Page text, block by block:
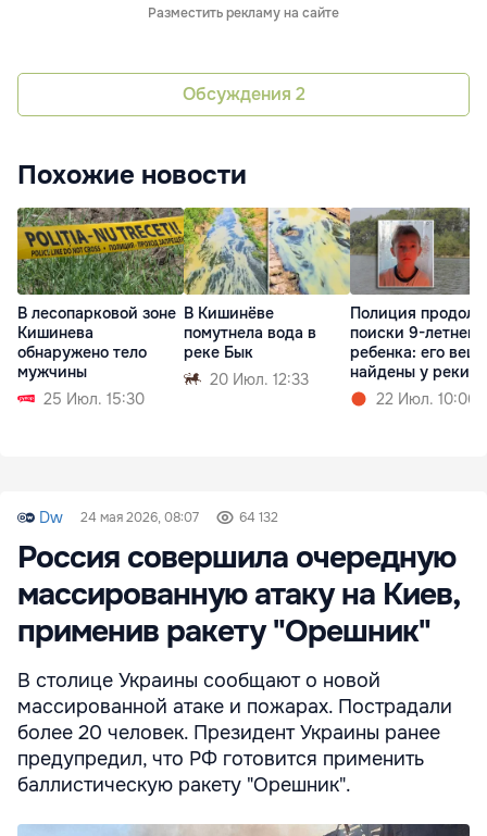
Разместить рекламу на сайте
Обсуждения 2
Похожие новости
В лесопарковой зоне
Кишинева
обнаружено тело
мужчины
25 Июл. 15:30
В Кишинёве
помутнела вода в
реке Бык
20 Июл. 12:33
Полиция
поиски 9-летнего
ребенка: его
найдены у реки
22 Июл. 10:06
Dw 24 мая 2026, 08:07 64 132
Россия совершила очередную
массированную атаку на Киев,
применив ракету "Орешник"
В столице Украины сообщают о новой
массированной атаке и пожарах. Пострадали
более 20 человек. Президент Украины ранее
предупредил, что РФ готовится применить
баллистическую ракету "Орешник".